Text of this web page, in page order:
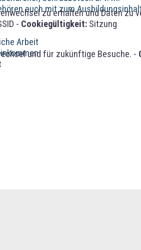
zu erhalten und Daten zu
- Cookiegültigkeit: Sitzung
und für zukünftige Besuche. -
auch mit zum
Arbeit